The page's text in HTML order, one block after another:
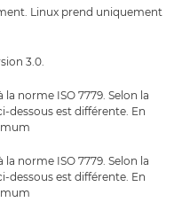
Linux prend uniquement
3.0.
norme ISO 7779. Selon la
dessous est différente. En
norme ISO 7779. Selon la
dessous est différente. En